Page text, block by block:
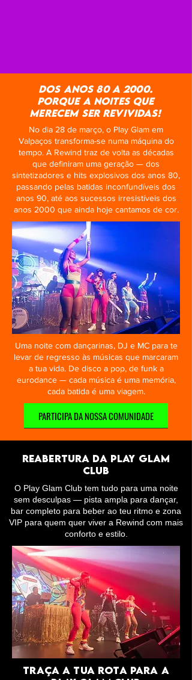
dos Anos 80 a 2000.
porque a noites que
merecem ser revividas!
No dia 28 de março, o Play Glam em
Valpaços transforma-se numa máquina do
tempo. A Rewind traz de volta as décadas
que definiram uma geração — dos
sintetizadores e hits explosivos dos anos 80,
passando pelas batidas inconfundíveis dos
anos 90, até aos sucessos irresistíveis dos
anos 2000 que ainda hoje cantamos de cor.
Uma noite com dançarinas, DJ e MC para te
levar de regresso às músicas que marcaram
a tua vida. De disco a pop, de funk a
eurodance — cada música é uma memória,
cada batida é uma viagem.
PARTICIPA DA NOSSA COMUNIDADE
reabertura da play glam
club
O Play Glam Club tem tudo para uma noite
sem desculpas — pista ampla para dançar,
bar completo para beber ao teu ritmo e zona
VIP para quem quer viver a Rewind com mais
conforto e estilo.
Traça a Tua Rota para a